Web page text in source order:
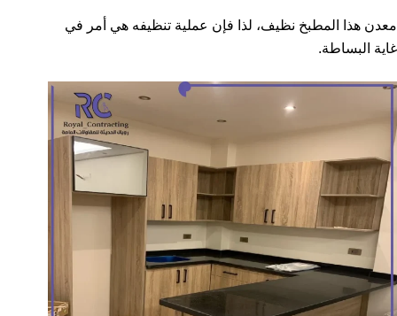
معدن هذا المطبخ نظيف، لذا فإن عملية تنظيفه هي أمر في
غاية البساطة.